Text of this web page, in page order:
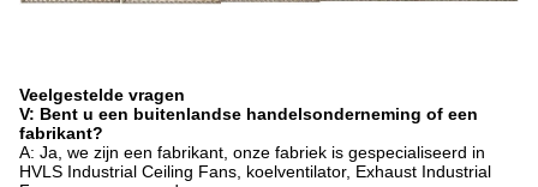
Veelgestelde vragen
V: Bent u een buitenlandse handelsonderneming of een
fabrikant?
A: Ja, we zijn een fabrikant, onze fabriek is gespecialiseerd in
HVLS Industrial Ceiling Fans, koelventilator, Exhaust Industrial